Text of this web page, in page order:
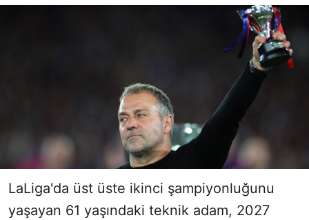
LaLiga'da üst üste ikinci şampiyonluğunu
yaşayan 61 yaşındaki teknik adam, 2027